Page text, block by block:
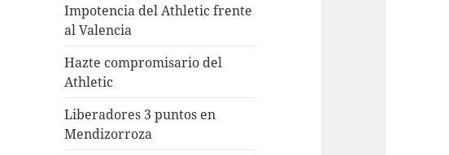
Impotencia del Athletic frente
al Valencia
Hazte compromisario del
Athletic
Liberadores 3 puntos en
Mendizorroza